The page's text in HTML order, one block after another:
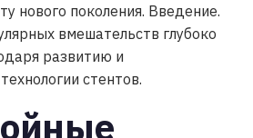
нового поколения. Введение.
вмешательств глубоко
развитию и
стентов.